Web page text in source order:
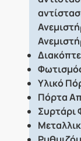
Υλικό
Πόρτα
Συρτάρι